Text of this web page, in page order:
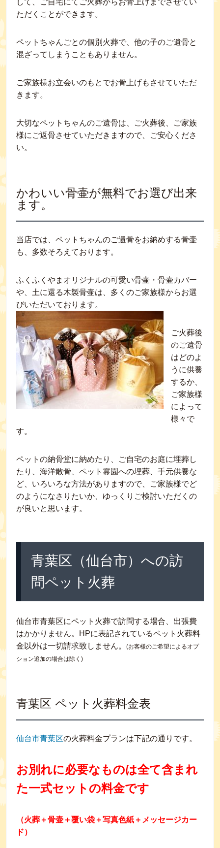
ただくことができます。
ペットちゃんごとの個別火葬で、他の子のご遺骨と
混ざってしまうこともありません。
ご家族様お立会いのもとでお骨上げもさせていただ
きます。
大切なペットちゃんのご遺骨は、ご火葬後、ご家族
様にご返骨させていただきますので、ご安心くださ
い。
かわいい骨壷が無料でお選び出来
ます。
当店では、ペットちゃんのご遺骨をお納めする骨壷
も、多数そろえております。
ふくふくやまオリジナルの可愛い骨壷・骨壷カバー
や、土に還る木製骨壷は、多くのご家族様からお選
びいただいております。
ご火葬後
のご遺骨
はどのよ
うに供養
するか、
ご家族様
によって
様々で
す。
ペットの納骨堂に納めたり、ご自宅のお庭に埋葬し
たり、海洋散骨、ペット霊園への埋葬、手元供養な
ど、いろいろな方法がありますので、ご家族様でど
のようになさりたいか、ゆっくりご検討いただくの
が良いと思います。
青葉区（仙台市）への訪
問ペット火葬
仙台市青葉区にペット火葬で訪問する場合、出張費
はかかりません。HPに表記されているペット火葬料
金以外は一切請求致しません。
(お客様のご希望によるオプ
ション追加の場合は除く)
青葉区 ペット火葬料金表
仙台市青葉区の火葬料金プランは下記の通りです。
お別れに必要なものは全て含まれ
た一式セットの料金です
（火葬＋骨壷＋覆い袋＋写真色紙＋メッセージカー
ド）